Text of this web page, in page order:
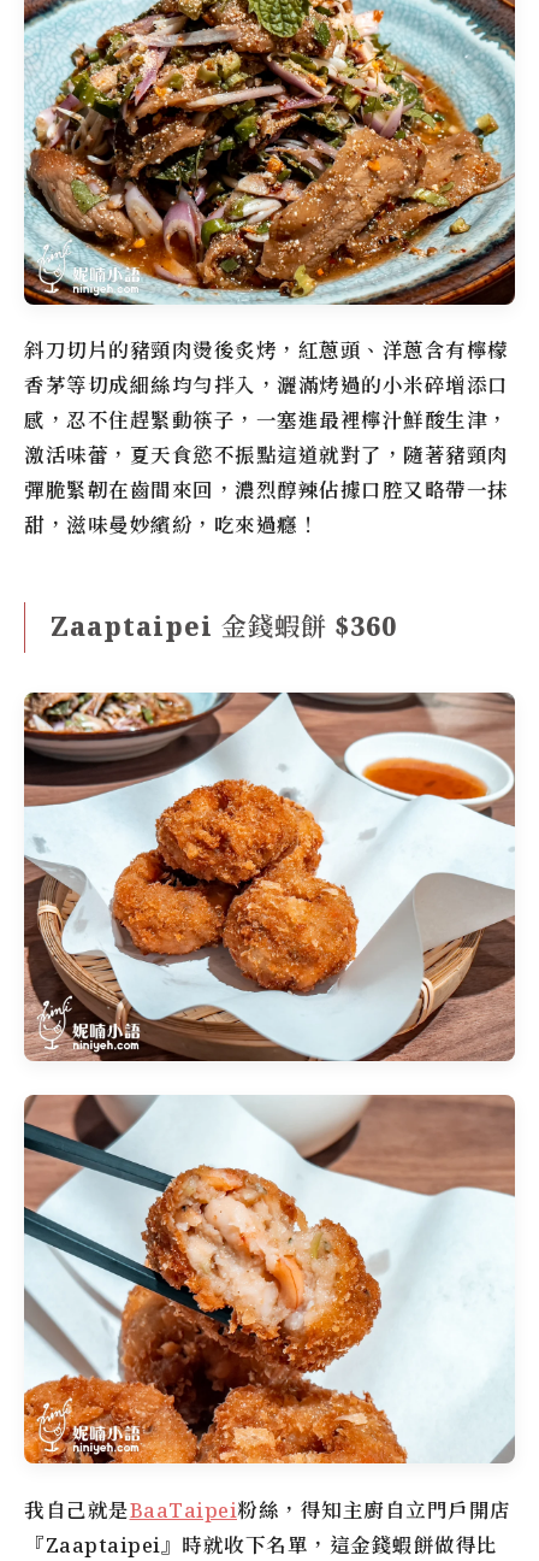
斜刀切片的豬頸肉燙後炙烤，紅蔥頭、洋蔥含有檸檬
香茅等切成細絲均勻拌入，灑滿烤過的小米碎增添口
感，忍不住趕緊動筷子，一塞進最裡檸汁鮮酸生津，
激活味蕾，夏天食慾不振點這道就對了，隨著豬頸肉
彈脆緊韌在齒間來回，濃烈醇辣佔據口腔又略帶一抹
甜，滋味曼妙繽紛，吃來過癮！
Zaaptaipei 金錢蝦餅 $360
我自己就是BaaTaipei粉絲，得知主廚自立門戶開店
『Zaaptaipei』時就收下名單，這金錢蝦餅做得比